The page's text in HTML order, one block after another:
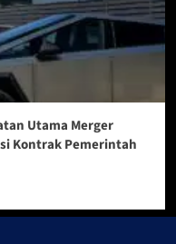
Utama Merger
Kontrak Pemerintah